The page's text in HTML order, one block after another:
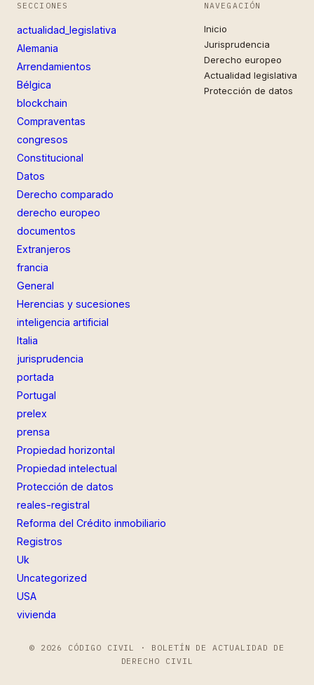
SECCIONES
actualidad_legislativa
Alemania
Arrendamientos
Bélgica
blockchain
Compraventas
congresos
Constitucional
Datos
Derecho comparado
derecho europeo
documentos
Extranjeros
francia
General
Herencias y sucesiones
inteligencia artificial
Italia
jurisprudencia
portada
Portugal
prelex
prensa
Propiedad horizontal
Propiedad intelectual
Protección de datos
reales-registral
Reforma del Crédito inmobiliario
Registros
Uk
Uncategorized
USA
vivienda
NAVEGACIÓN
Inicio
Jurisprudencia
Derecho europeo
Actualidad legislativa
Protección de datos
© 2026 CÓDIGO CIVIL · BOLETÍN DE ACTUALIDAD DE
DERECHO CIVIL